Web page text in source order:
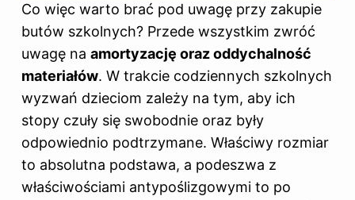
Co więc warto brać pod uwagę przy zakupie
butów szkolnych? Przede wszystkim zwróć
uwagę na amortyzację oraz oddychalność
materiałów. W trakcie codziennych szkolnych
wyzwań dzieciom zależy na tym, aby ich
stopy czuły się swobodnie oraz były
odpowiednio podtrzymane. Właściwy rozmiar
to absolutna podstawa, a podeszwa z
właściwościami antypoślizgowymi to po